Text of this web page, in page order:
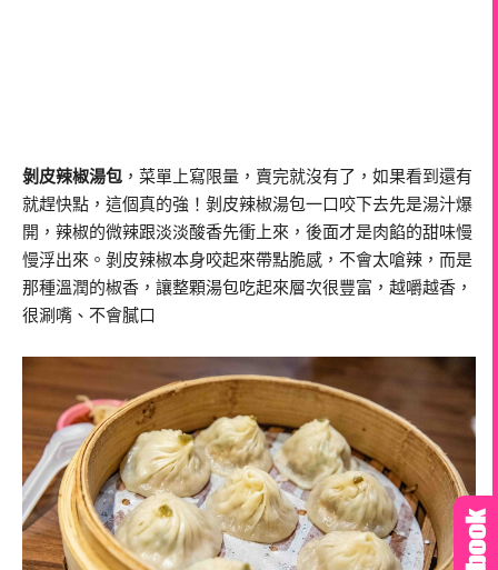
剝皮辣椒湯包 ，菜單上寫限量，賣完就沒有了，如果看到還有
就趕快點，這個真的強！剝皮辣椒湯包一口咬下去先是湯汁爆
開，辣椒的微辣跟淡淡酸香先衝上來，後面才是肉餡的甜味慢
慢浮出來。剝皮辣椒本身咬起來帶點脆感，不會太嗆辣，而是
那種溫潤的椒香，讓整顆湯包吃起來層次很豐富，越嚼越香，
很涮嘴、不會膩口